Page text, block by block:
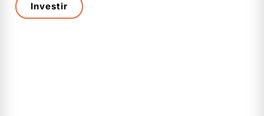
Investir